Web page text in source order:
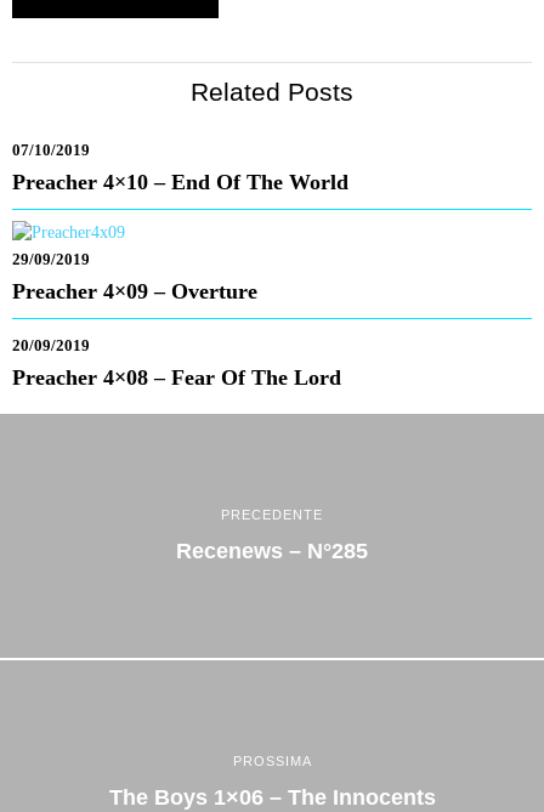
Related Posts
07/10/2019
Preacher 4×10 – End Of The World
29/09/2019
Preacher 4×09 – Overture
20/09/2019
Preacher 4×08 – Fear Of The Lord
PRECEDENTE
Recenews – N°285
PROSSIMA
The Boys 1×06 – The Innocents